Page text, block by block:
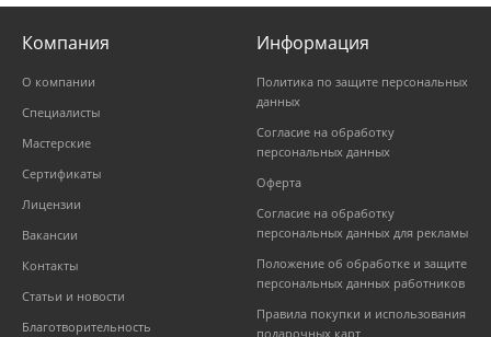
Компания
О компании
Специалисты
Мастерские
Сертификаты
Лицензии
Вакансии
Контакты
Статьи и новости
Благотворительность
Информация
Политика по защите персональных
данных
Согласие на обработку
персональных данных
Оферта
Согласие на обработку
персональных данных для рекламы
Положение об обработке и защите
персональных данных работников
Правила покупки и использования
подарочных карт